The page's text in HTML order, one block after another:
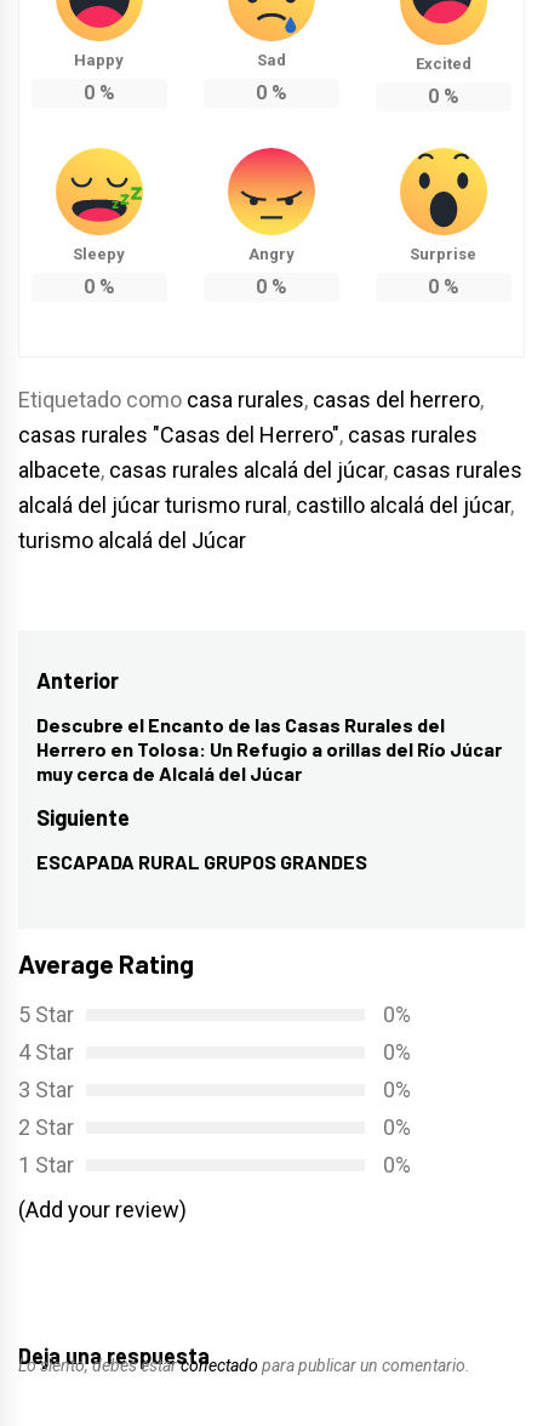
Happy
0%
Sad
0%
Excited
0%
Sleepy
0%
Angry
0%
Surprise
0%
Etiquetado como casa rurales, casas del herrero,
casas rurales "Casas del Herrero", casas rurales
albacete, casas rurales alcalá del júcar, casas rurales
alcalá del júcar turismo rural, castillo alcalá del júcar,
turismo alcalá del Júcar
Navegación
de
entradas
Anterior
Entrada
anterior:
Descubre el Encanto de las Casas Rurales del
Herrero en Tolosa: Un Refugio a orillas del Río Júcar
muy cerca de Alcalá del Júcar
Siguiente
Entrada
ESCAPADA RURAL GRUPOS GRANDES
Average Rating
5 Star
0%
4 Star
0%
3 Star
0%
2 Star
0%
1 Star
0%
(Add your review)
Deja una respuesta
Lo siento, debes estarconectado para publicar un comentario.